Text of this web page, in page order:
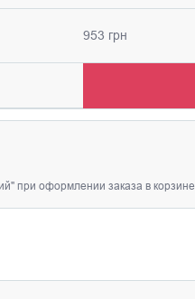
953 грн
при оформлении заказа в корзине